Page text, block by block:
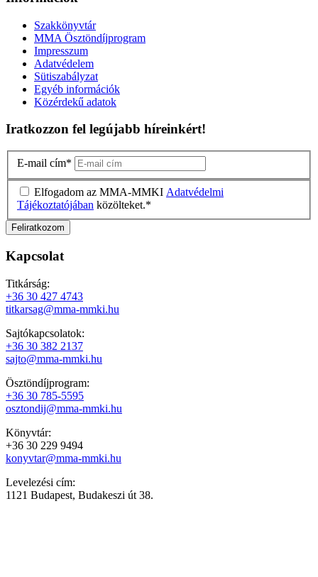
Szakkönyvtár
MMA Ösztöndíjprogram
Impresszum
Adatvédelem
Sütiszabályzat
Egyéb információk
Közérdekű adatok
Iratkozzon fel legújabb híreinkért!
E-mail cím*
Elfogadom az MMA-MMKI Adatvédelmi
Tájékoztatójában közölteket.*
Kapcsolat
Titkárság:
+36 30 427 4743
titkarsag@mma-mmki.hu
Sajtókapcsolatok:
+36 30 382 2137
sajto@mma-mmki.hu
Ösztöndíjprogram:
+36 30 785-5595
osztondij@mma-mmki.hu
Könyvtár:
+36 30 229 9494
konyvtar@mma-mmki.hu
Levelezési cím:
1121 Budapest, Budakeszi út 38.